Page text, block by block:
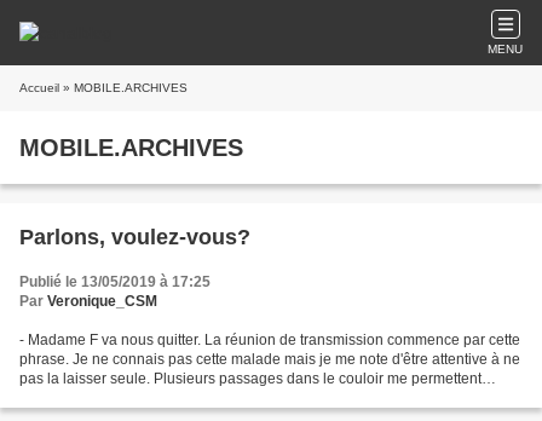
MENU
Accueil » MOBILE.ARCHIVES
MOBILE.ARCHIVES
Parlons, voulez-vous?
Publié le 13/05/2019 à 17:25
Par Veronique_CSM
- Madame F va nous quitter. La réunion de transmission commence par cette
phrase. Je ne connais pas cette malade mais je me note d'être attentive à ne
pas la laisser seule. Plusieurs passages dans le couloir me permettent